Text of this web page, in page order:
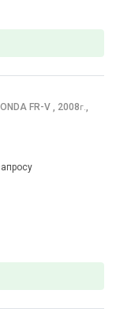
FR-V , 2008г.